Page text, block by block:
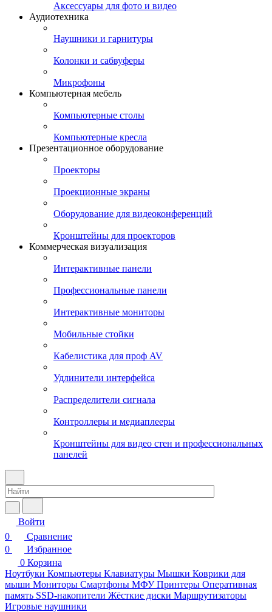
Аксессуары для фото и видео
Аудиотехника
Наушники и гарнитуры
Колонки и сабвуферы
Микрофоны
Компьютерная мебель
Компьютерные столы
Компьютерные кресла
Презентационное оборудование
Проекторы
Проекционные экраны
Оборудование для видеоконференций
Кронштейны для проекторов
Коммерческая визуализация
Интерактивные панели
Профессиональные панели
Интерактивные мониторы
Мобильные стойки
Кабелистика для проф AV
Удлинители интерфейса
Распределители сигнала
Контроллеры и медиаплееры
Кронштейны для видео стен и профессиональных
панелей
Войти
0
Сравнение
0
Избранное
0 Корзина
Ноутбуки Компьютеры Клавиатуры Мышки Коврики для
мыши Мониторы Смартфоны МФУ Принтеры Оперативная
память SSD-накопители Жёсткие диски Маршрутизаторы
Игровые наушники